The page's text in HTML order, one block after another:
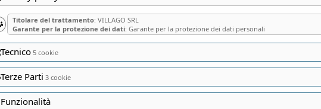
Titolare del trattamento: VILLAGO SRL
Garante per la protezione dei dati: Garante per la protezione dei dati personali
Tecnico 5 cookie
Terze Parti 3 cookie
Funzionalità